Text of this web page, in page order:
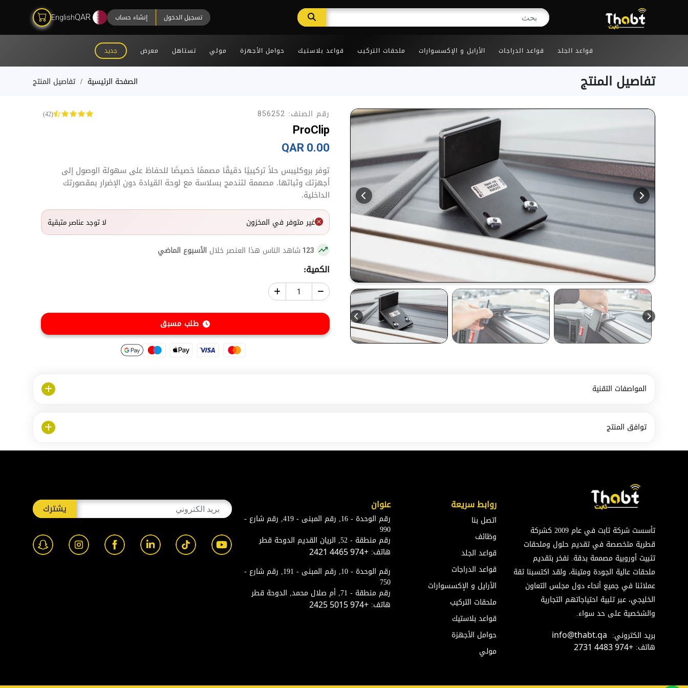
تسجيل الدخول إنشاء حساب QAR
English
قواعد الجلد قواعد الدراجات الأرايل و الإكسسوارات ملحقات التركيب قواعد بلاستيك حوامل الأجهزة مولي تستاهل معرض جديد
تفاصيل المنتج الصفحة الرئيسية تفاصيل المنتج
رقم الصنف: 856252
(42)
ProClip
0.00 QAR
توفر بروكليبس حلاً تركيبيًا دقيقًا مصممًا خصيصًا للحفاظ على سهولة الوصول إلى
أجهزتك وثباتها. مصممة لتندمج بسلاسة مع لوحة القيادة دون الإضرار بمقصورتك
الداخلية.
غير متوفر في المخزون لا توجد عناصر متبقية
123 شاهد الناس هذا العنصر خلال الأسبوع الماضي
الكمية:
طلب مسبق
المواصفات التقنية
توافق المنتج
تأسست شركة ثابت في عام 2009 كشركة
قطرية متخصصة في تقديم حلول وملحقات
تثبيت أوروبية مصممة بدقة. نفخر بتقديم
ملحقات عالية الجودة ومتينة، ولقد اكتسبنا ثقة
عملائنا في جميع أنحاء دول مجلس التعاون
الخليجي، عبر تلبية احتياجاتهم التجارية
والشخصية على حد سواء.
بريد الكتروني: info@thabt.qa
هاتف: +974 4483 2731
روابط سريعة
اتصل بنا
وظائف
قواعد الجلد
قواعد الدراجات
الأرايل و الإكسسوارات
ملحقات التركيب
قواعد بلاستيك
حوامل الأجهزة
مولي
عنوان
رقم الوحدة - 16, رقم المبنى - 419, رقم شارع -
990
رقم منطقة - 52, الريان القديم الدوحة قطر
هاتف: +974 4465 2421
رقم الوحدة - 10, رقم المبنى - 191, رقم شارع -
750
رقم منطقة - 71, أم صلال محمد, الدوحة قطر
هاتف: +974 5015 2425
يشترك